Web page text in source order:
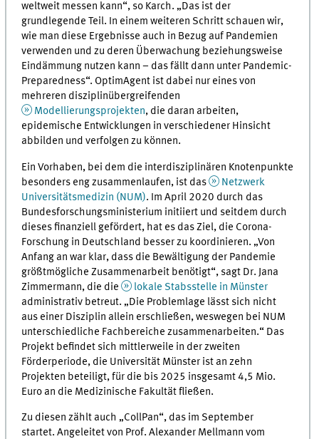
weltweit messen kann“, so Karch. „Das ist der
grundlegende Teil. In einem weiteren Schritt schauen wir,
wie man diese Ergebnisse auch in Bezug auf Pandemien
verwenden und zu deren Überwachung beziehungsweise
Eindämmung nutzen kann – das fällt dann unter Pandemic-
Preparedness“. OptimAgent ist dabei nur eines von
mehreren disziplinübergreifenden
Modellierungsprojekten, die daran arbeiten,
epidemische Entwicklungen in verschiedener Hinsicht
abbilden und verfolgen zu können.
Ein Vorhaben, bei dem die interdisziplinären Knotenpunkte
besonders eng zusammenlaufen, ist das
Netzwerk
Universitätsmedizin (NUM). Im April 2020 durch das
Bundesforschungsministerium initiiert und seitdem durch
dieses finanziell gefördert, hat es das Ziel, die Corona-
Forschung in Deutschland besser zu koordinieren. „Von
Anfang an war klar, dass die Bewältigung der Pandemie
größtmögliche Zusammenarbeit benötigt“, sagt Dr. Jana
Zimmermann, die die
lokale Stabsstelle in Münster
administrativ betreut. „Die Problemlage lässt sich nicht
aus einer Disziplin allein erschließen, weswegen bei NUM
unterschiedliche Fachbereiche zusammenarbeiten.“ Das
Projekt befindet sich mittlerweile in der zweiten
Förderperiode, die Universität Münster ist an zehn
Projekten beteiligt, für die bis 2025 insgesamt 4,5 Mio.
Euro an die Medizinische Fakultät fließen.
Zu diesen zählt auch „CollPan“, das im September
startet. Angeleitet von Prof. Alexander Mellmann vom